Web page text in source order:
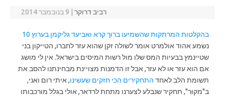
רביב דרוקר 9 בנובמבר 2014
בהקלטות המרתקות שהשמיעו ברוך קרא ואביעד גליקמן בערוץ 10
נשמע אהוד אולמרט אומר לשולה זקן שהוא עזר לחברו, הטייקון בני
שטיינמץ בבעיות המס שלו מול רשות המיסים בישראל. אין לי מושג
אם הוא עזר או לא עזר, אבל זו הדמנות מצויינת מבחינתנו להסב את
תשומת הלב לאחד התחקירים הכי חזקים שעשינו, איתי רום ואני,
ב"מקור", תחקיר שנבלע לצערנו מתחת לרדאר, אולי בגלל מורכבותו